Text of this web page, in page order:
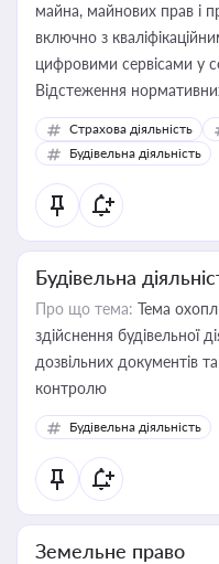
майна, майнових прав і
включно з
цифровими сервісами у
Відстеження
корисне для власника
бухгалтера під час
державного майна,
статусу суб'єктів
Страхова діяльність
Будівельна діяльність
Будівельна
Про що тема: Тема
здійснення будівельної
дозвільних документів
контролю
Будівельна діяльність
Земельне право